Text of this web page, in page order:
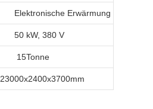
Elektronische Erwärmung
50 kW, 380 V
15Tonne
23000x2400x3700mm